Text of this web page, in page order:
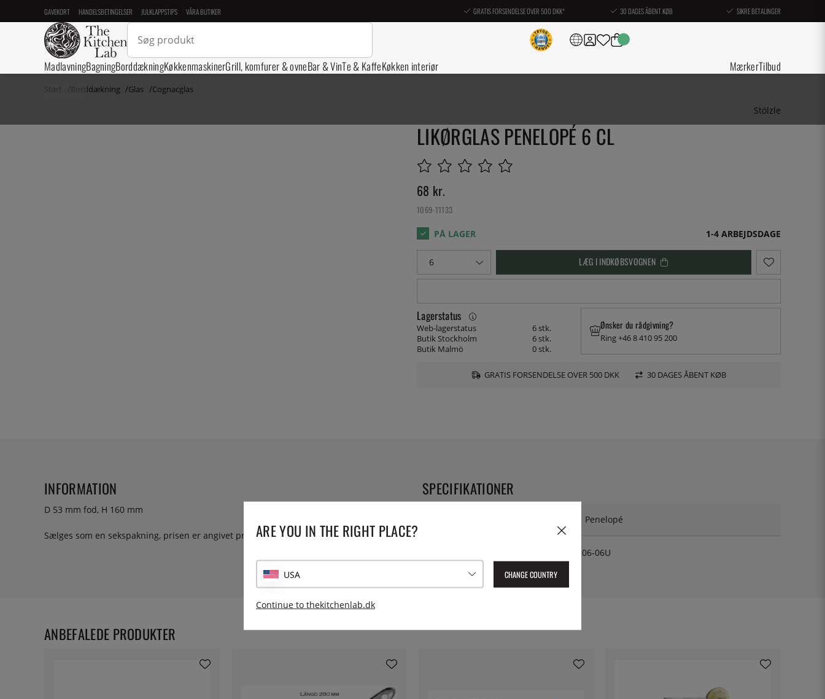
GAVEKORT HANDELSBETINGELSER JULKLAPPSTIPS VÅRA BUTIKER GRATIS FORSENDELSE OVER 500 DKK* 30 DAGES ÅBENT KØB SIKRE BETALINGER
MadlavningBagningBorddækningKøkkenmaskinerGrill, komfurer & ovneBar & VinTe & KaffeKøkken interiør MærkerTilbud
Start Borddækning Glas Cognacglas
Stölzle
LIKØRGLAS PENELOPÉ 6 CL
68 kr.
1069-11133
1-4 ARBEJDSDAGE
LÆG I INDKØBSVOGNEN
Lagerstatus
Web-lagerstatus
6 stk.
Butik Stockholm
6 stk.
Butik Malmö
0 stk.
Ønsker du rådgivning?
Ring +46 8 410 95 200
GRATIS FORSENDELSE OVER 500 DKK 30 DAGES ÅBENT KØB
INFORMATION
D 53 mm fod, H 160 mm
Sælges som en sekspakning, prisen er angivet pr. glas.
SPECIFIKATIONER
Penelopé
7-PEN00-1206-06U
ANBEFALEDE PRODUKTER
ARE YOU IN THE RIGHT PLACE?
USA CHANGE COUNTRY
Continue to thekitchenlab.dk